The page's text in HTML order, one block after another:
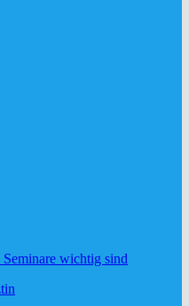
wichtig sind